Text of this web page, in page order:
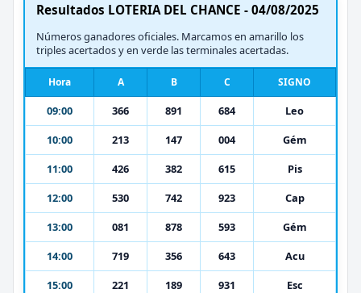
Resultados LOTERIA DEL CHANCE - 04/08/2025
Números ganadores oficiales. Marcamos en amarillo los
triples acertados y en verde las terminales acertadas.
Hora A B C SIGNO
09:00 366 891 684
Leo
10:00
213 147 004
Gém
11:00
426 382 615
Pis
12:00
530 742 923
Cap
13:00
081 878 593
Gém
14:00
719 356 643
Acu
15:00
221 189 931
Esc